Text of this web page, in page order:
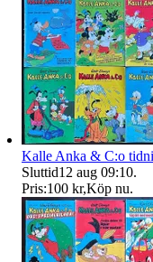
Kalle Anka & C:o
Sluttid12 aug 09:10.
Pris:100 kr,Köp nu.